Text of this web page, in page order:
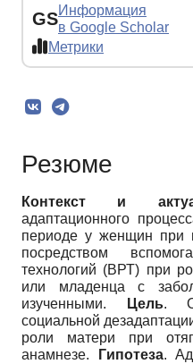
GSИнформация
в Google Scholar
Метрики
Резюме
Контекст и
адаптационного
периоде у женщин при
посредством
технологий (ВРТ) при
или младенца с
изученными.
Цель.
социальной
роли матери при
анамнезе.
Гипотеза.